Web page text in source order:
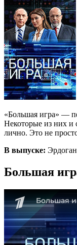
«Большая игра» —
Некоторые из них и
лично. Это не
В выпуске:
Большая